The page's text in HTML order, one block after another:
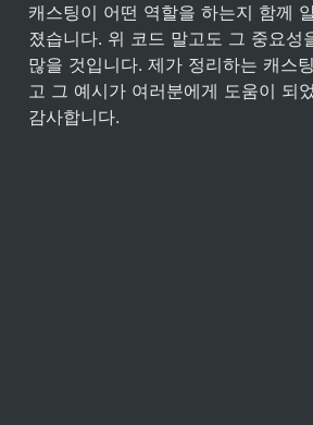
캐스팅이 어떤 역할을 하는지 함께
졌습니다. 위 코드 말고도 그 중요성
많을 것입니다. 제가 정리하는 캐스
고 그 예시가 여러분에게 도움이 되
감사합니다.